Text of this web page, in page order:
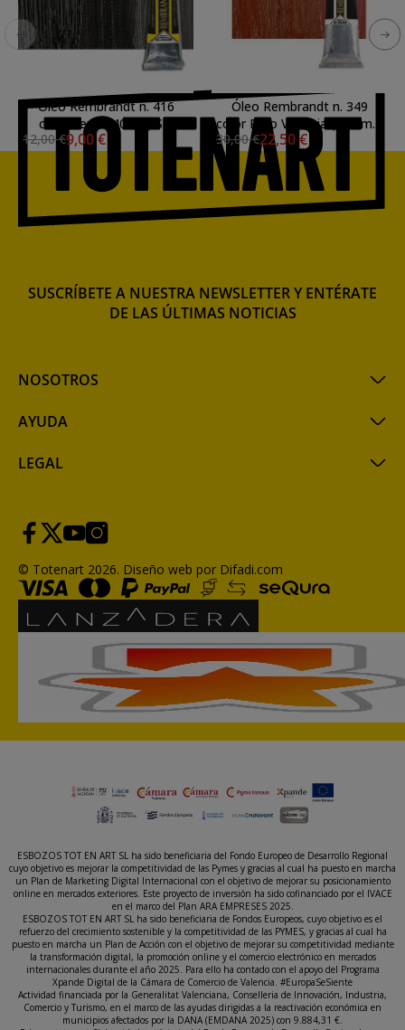
Óleo Rembrandt n. 416
color Sepia (40 ml.) S.1
12,00 €9,00 €
Óleo Rembrandt n. 349
color Rojo Venecia (150 ml.)
S.1
30,00 €22,50 €
NOSOTROS
AYUDA
LEGAL
SUSCRÍBETE A NUESTRA NEWSLETTER Y ENTÉRATE
DE LAS ÚLTIMAS NOTICIAS
© Totenart 2026. Diseño web por Difadi.com
ESBOZOS TOT EN ART SL ha sido beneficiaria del Fondo Europeo de Desarrollo Regional
cuyo objetivo es mejorar la competitividad de las Pymes y gracias al cual ha puesto en marcha
un Plan de Marketing Digital Internacional con el objetivo de mejorar su posicionamiento
online en mercados exteriores. Este proyecto de inversión ha sido cofinanciado por el IVACE
en el marco del Plan ARA EMPRESES 2025.
ESBOZOS TOT EN ART SL ha sido beneficiaria de Fondos Europeos, cuyo objetivo es el
refuerzo del crecimiento sostenible y la competitividad de las PYMES, y gracias al cual ha
puesto en marcha un Plan de Acción con el objetivo de mejorar su competitividad mediante
la transformación digital, la promoción online y el comercio electrónico en mercados
internacionales durante el año 2025. Para ello ha contado con el apoyo del Programa
Xpande Digital de la Cámara de Comercio de Valencia. #EuropaSeSiente
Actividad financiada por la Generalitat Valenciana, Conselleria de Innovación, Industria,
Comercio y Turismo, en el marco de las ayudas dirigidas a la reactivación económica en
municipios afectados por la DANA (EMDANA 2025) con 9.884,31 €.